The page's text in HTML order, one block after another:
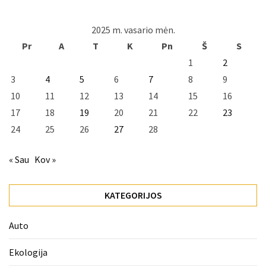
2025 m. vasario mėn.
Pr
A T K Pn Š
S
1
2
3
4 5 6 7 8
9
10
11 12 13 14 15
16
17
18 19 20 21 22
23
24
25 26 27 28
« Sau Kov »
KATEGORIJOS
Auto
Ekologija